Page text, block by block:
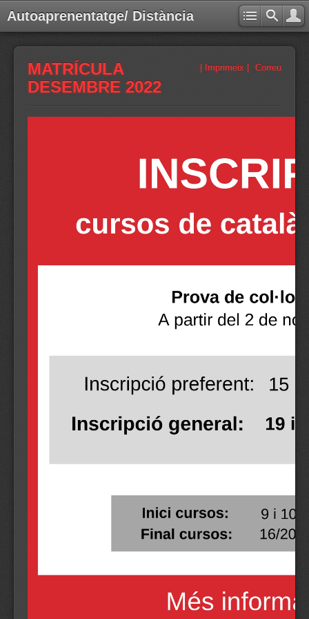
Autoaprenentatge/ Distància
Correu
| Imprimeix |
MATRÍCULA
DESEMBRE 2022